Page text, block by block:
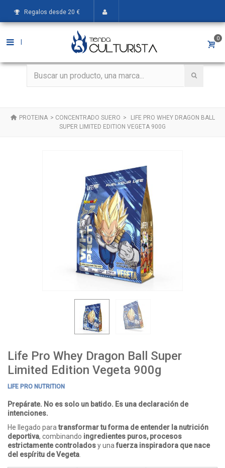
Regalos desde 20 €
0
PROTEINA > CONCENTRADO SUERO >
LIFE PRO WHEY DRAGON BALL
SUPER LIMITED EDITION VEGETA 900G
Life Pro Whey Dragon Ball Super
Limited Edition Vegeta 900g
LIFE PRO NUTRITION
Prepárate. No es solo un batido. Es una declaración de
intenciones.
He llegado paratransformar tu forma de entender la nutrición
deportiva, combinando ingredientes puros, procesos
estrictamente controladosy una fuerza inspiradora que nace
del espíritu de Vegeta